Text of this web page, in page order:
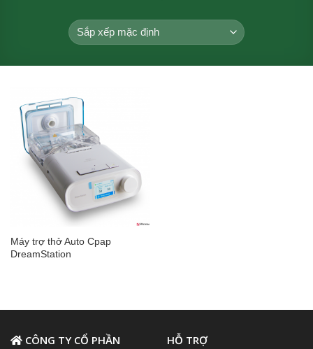
Máy trợ thở Auto Cpap
DreamStation
CÔNG TY CỔ PHẦN
HỖ TRỢ